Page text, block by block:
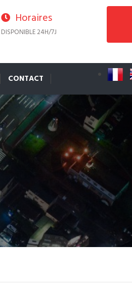
Horaires
DISPONIBLE 24H/7J
CONTACT